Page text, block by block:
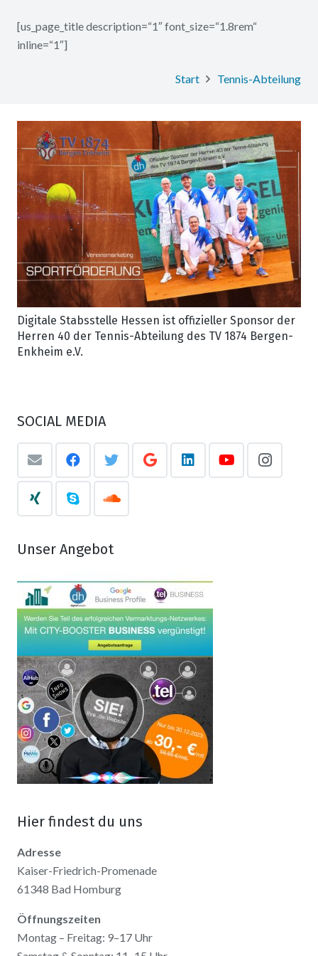
[us_page_title description=“1″ font_size=“1.8rem“
inline=“1″]
Start Tennis-Abteilung
Digitale Stabsstelle Hessen ist offizieller Sponsor der
Herren 40 der Tennis-Abteilung des TV 1874 Bergen-
Enkheim e.V.
SOCIAL MEDIA
Unser Angebot
Hier findest du uns
Adresse
Kaiser-Friedrich-Promenade
61348 Bad Homburg
Öffnungszeiten
Montag – Freitag: 9–17 Uhr